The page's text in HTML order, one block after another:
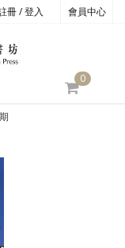
冊 / 登入 會員中心
0